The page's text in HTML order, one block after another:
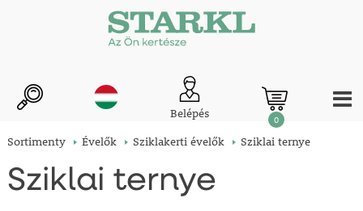
Belépés 0
Sortimenty Évelők Sziklakerti évelők Sziklai ternye
Sziklai ternye